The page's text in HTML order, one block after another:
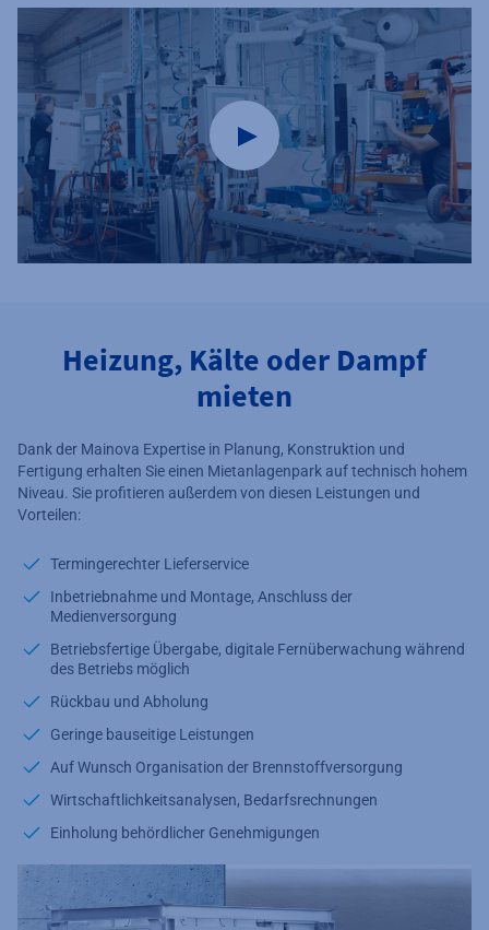
Heizung, Kälte oder Dampf
mieten
Dank der Mainova Expertise in Planung, Konstruktion und
Fertigung erhalten Sie einen Mietanlagenpark auf technisch hohem
Niveau. Sie profitieren außerdem von diesen Leistungen und
Vorteilen:
Termingerechter Lieferservice
Inbetriebnahme und Montage, Anschluss der
Medienversorgung
Betriebsfertige Übergabe, digitale Fernüberwachung während
des Betriebs möglich
Rückbau und Abholung
Geringe bauseitige Leistungen
Auf Wunsch Organisation der Brennstoffversorgung
Wirtschaftlichkeitsanalysen, Bedarfsrechnungen
Einholung behördlicher Genehmigungen